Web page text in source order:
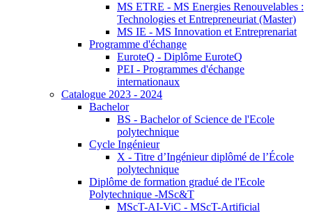
MS ETRE - MS Energies Renouvelables :
Technologies et Entrepreneuriat (Master)
MS IE - MS Innovation et Entreprenariat
Programme d'échange
EuroteQ - Diplôme EuroteQ
PEI - Programmes d'échange
internationaux
Catalogue 2023 - 2024
Bachelor
BS - Bachelor of Science de l'Ecole
polytechnique
Cycle Ingénieur
X - Titre d’Ingénieur diplômé de l’École
polytechnique
Diplôme de formation gradué de l'Ecole
Polytechnique -MSc&T
MScT-AI-ViC - MScT-Artificial